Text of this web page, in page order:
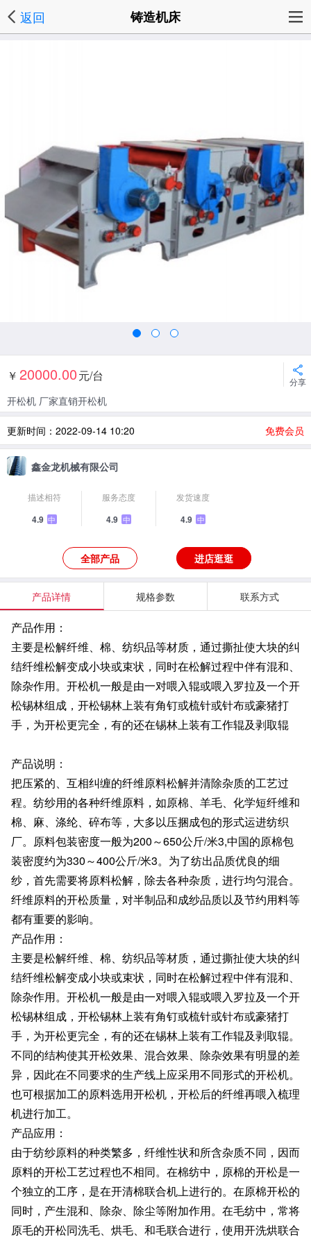
返回 铸造机床
￥ 20000.00元/台 分享
开松机 厂家直销开松机
更新时间：2022-09-14 10:20 免费会员
鑫金龙机械有限公司
描述相符
4.9 中
服务态度
4.9 中
发货速度
4.9 中
全部产品 进店逛逛
产品详情 规格参数 联系方式
产品作用：
主要是松解纤维、棉、纺织品等材质，通过撕扯使大块的纠
结纤维松解变成小块或束状，同时在松解过程中伴有混和、
除杂作用。开松机一般是由一对喂入辊或喂入罗拉及一个开
松锡林组成，开松锡林上装有角钉或梳针或针布或豪猪打
手，为开松更完全，有的还在锡林上装有工作辊及剥取辊
产品说明：
把压紧的、互相纠缠的纤维原料松解并清除杂质的工艺过
程。纺纱用的各种纤维原料，如原棉、羊毛、化学短纤维和
棉、麻、涤纶、碎布等，大多以压捆成包的形式运进纺织
厂。原料包装密度一般为200～650公斤/米3,中国的原棉包
装密度约为330～400公斤/米3。为了纺出品质优良的细
纱，首先需要将原料松解，除去各种杂质，进行均匀混合。
纤维原料的开松质量，对半制品和成纱品质以及节约用料等
都有重要的影响。
产品作用：
主要是松解纤维、棉、纺织品等材质，通过撕扯使大块的纠
结纤维松解变成小块或束状，同时在松解过程中伴有混和、
除杂作用。开松机一般是由一对喂入辊或喂入罗拉及一个开
松锡林组成，开松锡林上装有角钉或梳针或针布或豪猪打
手，为开松更完全，有的还在锡林上装有工作辊及剥取辊。
不同的结构使其开松效果、混合效果、除杂效果有明显的差
异，因此在不同要求的生产线上应采用不同形式的开松机。
也可根据加工的原料选用开松机，开松后的纤维再喂入梳理
机进行加工。
产品应用：
由于纺纱原料的种类繁多，纤维性状和所含杂质不同，因而
原料的开松工艺过程也不相同。在棉纺中，原棉的开松是一
个独立的工序，是在开清棉联合机上进行的。在原棉开松的
同时，产生混和、除杂、除尘等附加作用。在毛纺中，常将
原毛的开松同洗毛、烘毛、和毛联合进行，使用开洗烘联合